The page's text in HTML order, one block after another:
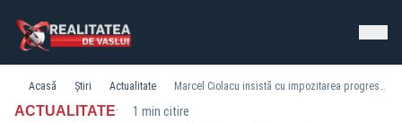
Acasă Știri Actualitate Marcel Ciolacu insistă cu impozitarea progresivă: "Nu există alt viitor, dacă nu vrem să fim ca Rusia" - Când ar urma să se implementeze
ACTUALITATE· 1 min citire